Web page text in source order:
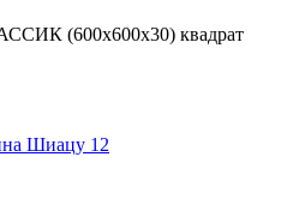
(600х600х30) квадрат
Шиацу 12